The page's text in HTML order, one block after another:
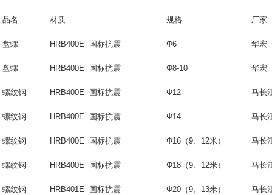
品名 材质 规格 厂家
盘螺 HRB400E 国标抗震 Φ6 华宏
盘螺 HRB400E 国标抗震 Φ8-10 华宏
螺纹钢 HRB400E 国标抗震 Φ12 马长
螺纹钢 HRB400E 国标抗震 Φ14 马长
螺纹钢 HRB400E 国标抗震 Φ16（9、12米） 马长
螺纹钢 HRB400E 国标抗震 Φ18 （9、 12米） 马长
螺纹钢 HRB401E 国标抗震 Φ20 （9、 13米） 马长